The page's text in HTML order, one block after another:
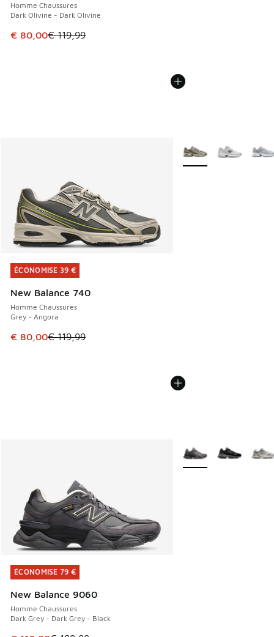
Homme Chaussures
Dark Olivine - Dark Olivine
Cet article est en promotion. Prix en baisse de € 119,99 à
€ 80,00€ 119,99
ÉCONOMISE 39 €
New Balance 740
Homme Chaussures
Grey - Angora
Cet article est en promotion. Prix en baisse de € 119,99 à
€ 80,00€ 119,99
ÉCONOMISE 39 €
Plus de couleurs
ÉCONOMISE 79 €
New Balance 9060
Homme Chaussures
Dark Grey - Dark Grey - Black
ÉCONOMISE 79 €
Plus de couleurs